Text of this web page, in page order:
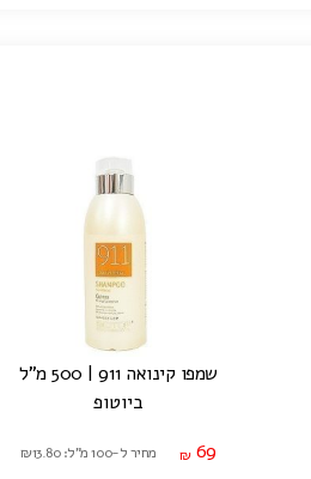
שמפו קינואה 911 | 500 מ"ל
ביוטופ
₪ 69 מחיר ל-100 מ"ל: ₪13.80